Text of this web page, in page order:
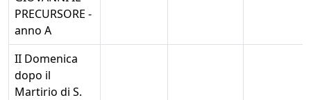
PRECURSORE -
anno A
II Domenica
dopo il
Martirio di S.